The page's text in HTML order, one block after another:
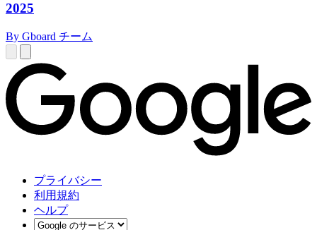
2025
By Gboard チーム
プライバシー
利用規約
ヘルプ